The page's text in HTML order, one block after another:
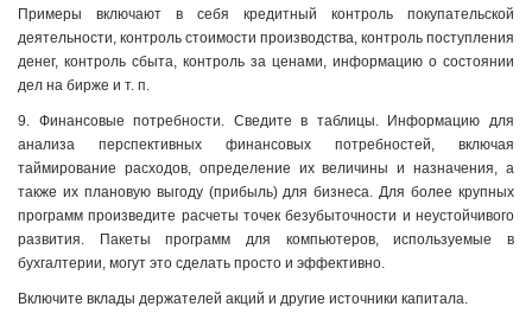
Примеры включают в себя кредитный контроль покупательской
деятельности, контроль стоимости производства, контроль поступления
денег, контроль сбыта, контроль за ценами, информацию о состоянии
дел на бирже и т. п.
9. Финансовые потребности. Сведите в таблицы. Информацию для
анализа перспективных финансовых потребностей, включая
таймирование расходов, определение их величины и назначения, а
также их плановую выгоду (прибыль) для бизнеса. Для более крупных
программ произведите расчеты точек безубыточности и неустойчивого
развития. Пакеты программ для компьютеров, используемые в
бухгалтерии, могут это сделать просто и эффективно.
Включите вклады держателей акций и другие источники капитала.